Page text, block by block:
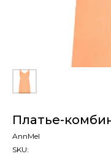
Платье-
AnnMel
SKU: